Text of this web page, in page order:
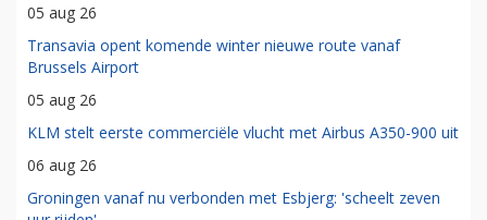
05 aug 26
Transavia opent komende winter nieuwe route vanaf
Brussels Airport
05 aug 26
KLM stelt eerste commerciële vlucht met Airbus A350-900 uit
06 aug 26
Groningen vanaf nu verbonden met Esbjerg: 'scheelt zeven